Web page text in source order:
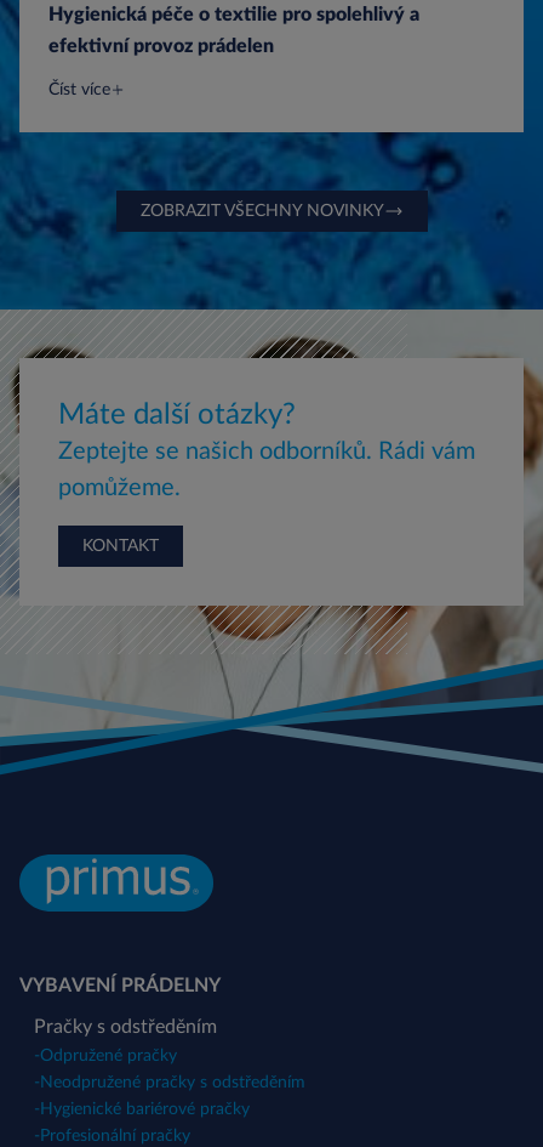
Hygienická péče o textilie pro spolehlivý a
efektivní provoz prádelen
Číst více
ZOBRAZIT VŠECHNY NOVINKY
Máte další otázky?
Zeptejte se našich odborníků. Rádi vám
pomůžeme.
KONTAKT
VYBAVENÍ PRÁDELNY
Pračky s odstředěním
-Odpružené pračky
- Neodpružené pračky s odstředěním
- Hygienické bariérové pračky
- Profesionální pračky